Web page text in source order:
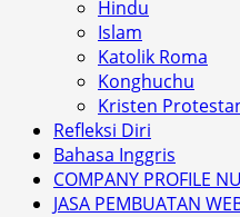
Hindu
Islam
Katolik Roma
Konghuchu
Kristen
Refleksi Diri
Bahasa Inggris
COMPANY PROFILE
JASA PEMBUATAN